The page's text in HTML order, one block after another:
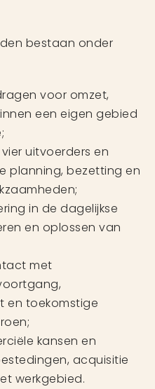
bestaan onder
voor omzet,
een eigen gebied
uitvoerders en
planning, bezetting en
in de dagelijkse
en oplossen van
met
en toekomstige
kansen en
acquisitie
werkgebied.